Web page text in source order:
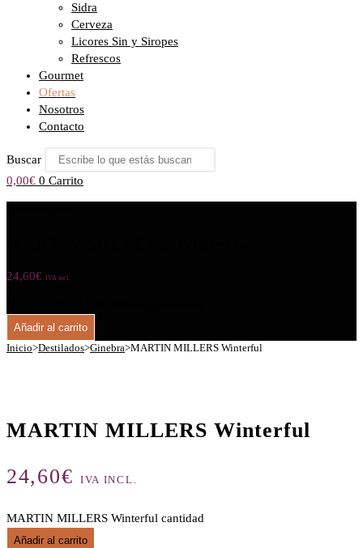
Sidra
Cerveza
Licores Sin y Siropes
Refrescos
Gourmet
Ofertas
Nosotros
Contacto
Buscar
0,00€ 0 Carrito
24,60€ IVA incl.
Añadir al carrito
Inicio>Destilados>Ginebra>MARTIN MILLERS Winterful
MARTIN MILLERS Winterful
24,60€ IVA INCL.
MARTIN MILLERS Winterful cantidad
Añadir al carrito